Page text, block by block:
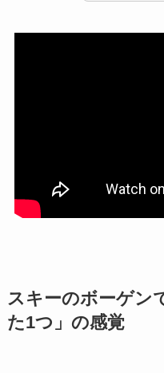
スキーのボーゲン
た1つ」の感覚